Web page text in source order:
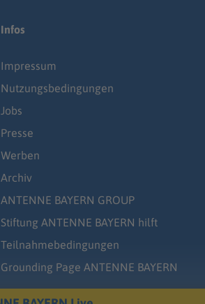
Infos
Impressum
Nutzungsbedingungen
Jobs
Presse
Werben
Archiv
ANTENNE BAYERN GROUP
Stiftung ANTENNE BAYERN hilft
Teilnahmebedingungen
Grounding Page ANTENNE BAYERN